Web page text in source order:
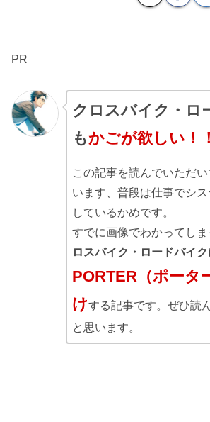
PR
クロスバイク・ロ
もかごが欲しい ！！
この記事を読んでいただ
います、普段は仕事でシ
しているかめです。
すでに画像でわかってしま
ロスバイク・ロードバイ
PORTER（ポータ
けする記事です。ぜひ読
と思います。